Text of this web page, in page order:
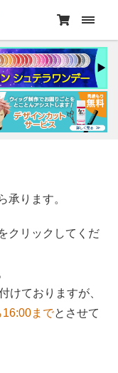
承ります。
クリックしてくだ
けておりますが、
16:00までとさせて